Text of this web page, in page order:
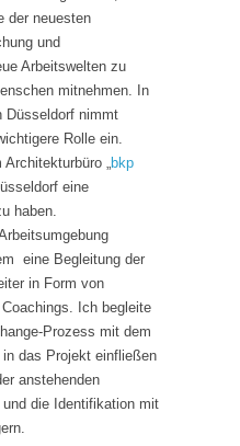
der neuesten
und
Arbeitswelten zu
mitnehmen. In
Düsseldorf nimmt
Rolle ein.
„bkp
eine
haben.
eine Begleitung der
in Form von
Ich begleite
Prozess mit dem
das Projekt einfließen
anstehenden
und die Identifikation mit